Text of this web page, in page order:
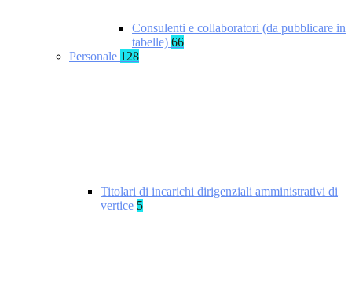
Consulenti e collaboratori (da pubblicare in
tabelle) 66
Personale 128
Titolari di incarichi dirigenziali amministrativi di
vertice 5